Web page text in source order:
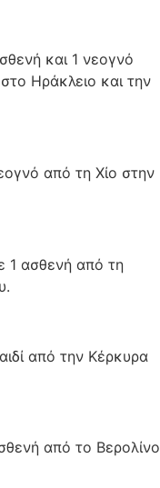
και 1 νεογνό
Ηράκλειο και την
από τη Χίο στην
1 ασθενή από τη
από την Κέρκυρα
από το Βερολίνο